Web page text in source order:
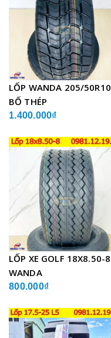
LỐP WANDA 205/50R10
BỐ THÉP
1.400.000₫
LỐP XE GOLF 18X8.50-8
WANDA
800.000₫